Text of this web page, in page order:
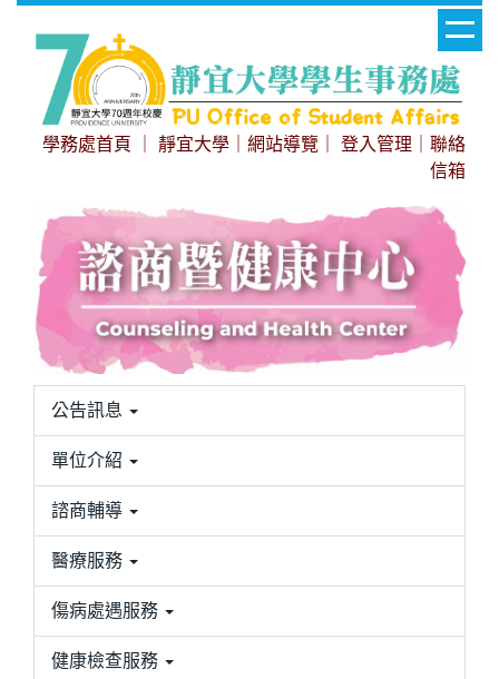
學務處首頁 靜宜大學 網站導覽 登入管理
聯絡
信箱
公告訊息
單位介紹
諮商輔導
醫療服務
傷病處遇服務
健康檢查服務